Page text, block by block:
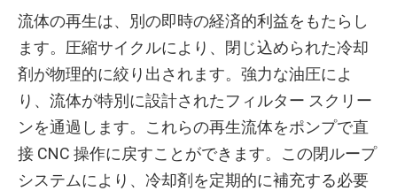
流体の再生は、別の即時の経済的利益をもたらし
ます。圧縮サイクルにより、閉じ込められた冷却
剤が物理的に絞り出されます。強力な油圧によ
り、流体が特別に設計されたフィルター スクリー
ンを通過します。これらの再生流体をポンプで直
接 CNC 操作に戻すことができます。この閉ループ
システムにより、冷却剤を定期的に補充する必要